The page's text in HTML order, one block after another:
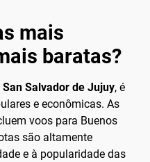
mais
baratas?
Salvador de Jujuy, é
e econômicas. As
voos para Buenos
são altamente
e à popularidade das